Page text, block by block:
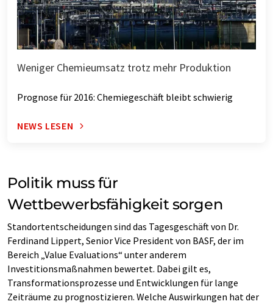
Weniger Chemieumsatz trotz mehr Produktion
Prognose für 2016: Chemiegeschäft bleibt schwierig
NEWS LESEN
Politik muss für
Wettbewerbsfähigkeit sorgen
Standortentscheidungen sind das Tagesgeschäft von Dr.
Ferdinand Lippert, Senior Vice President von BASF, der im
Bereich „Value Evaluations“ unter anderem
Investitionsmaßnahmen bewertet. Dabei gilt es,
Transformationsprozesse und Entwicklungen für lange
Zeiträume zu prognostizieren. Welche Auswirkungen hat der